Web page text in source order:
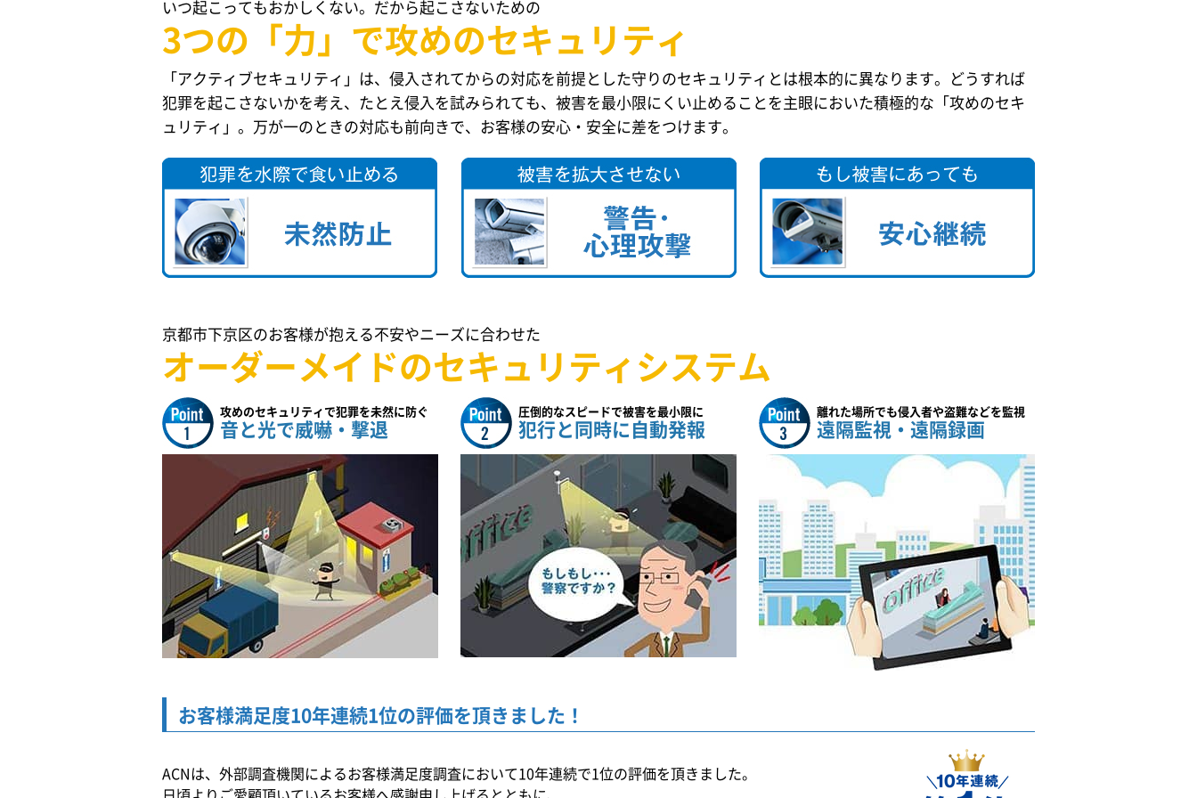
いつ起こってもおかしくない。だから起こさないための
3つの「力」で攻めのセキュリティ
「アクティブセキュリティ」は、侵入されてからの対応を前提とした守りのセキュリティとは根本的に異なります。どうすれば
犯罪を起こさないかを考え、たとえ侵入を試みられても、被害を最小限にくい止めることを主眼においた積極的な「攻めのセキ
ュリティ」。万が一のときの対応も前向きで、お客様の安心・安全に差をつけます。
京都市下京区のお客様が抱える不安やニーズに合わせた
オーダーメイドのセキュリティシステム
攻めのセキュリティで犯罪を未然に防ぐ
音と光で威嚇・撃退
圧倒的なスピードで被害を最小限に
犯行と同時に自動発報
離れた場所でも侵入者や盗難などを監視
遠隔監視・遠隔録画
お客様満足度10年連続1位の評価を頂きました！
ACNは、外部調査機関によるお客様満足度調査において10年連続で1位の評価を頂きました。